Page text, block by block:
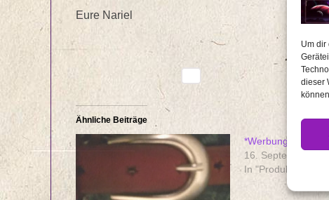
Um dir
dieser
Eure Nariel
Ähnliche Beiträge
*Werbung*
16. September
In "Produkttest"